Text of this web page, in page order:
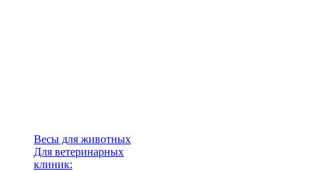
Весы для животных
Для ветеринарных
клиник: